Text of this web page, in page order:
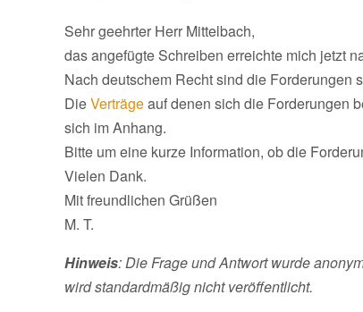
Sehr geehrter Herr Mittelbach,
das angefügte Schreiben erreichte mich jetzt
Nach deutschem Recht sind die Forderungen
DieVerträgeauf denen sich die Forderungen
sich im Anhang.
Bitte um eine kurze Information, ob die
Vielen Dank.
Mit freundlichen Grüßen
M. T.
Hinweis: Die Frage und Antwort wurde
wird standardmäßig nicht veröffentlicht.